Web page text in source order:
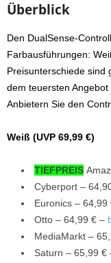
Überblick
Den DualSense-
Farbausführungen:
Preisunterschiede sind
dem teuersten
Anbietern Sie den
Weiß (UVP 69,99 €)
TIEFPREIS
Cyberport –
Euronics – 64,99
Otto – 64,99 € –
MediaMarkt –
Saturn – 65,99 €